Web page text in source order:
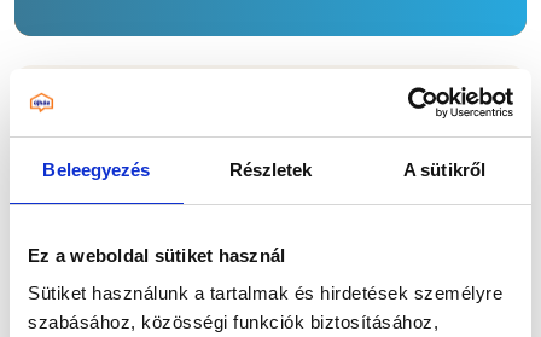
Beleegyezés Részletek A sütikről
Ez a weboldal sütiket használ
Sütiket használunk a tartalmak és hirdetések személyre
szabásához, közösségi funkciók biztosításához,
Kémény
füstgázelvezetést és kiváló huzathatást
biztosítanak, alkalmazkodva a mai korszerű